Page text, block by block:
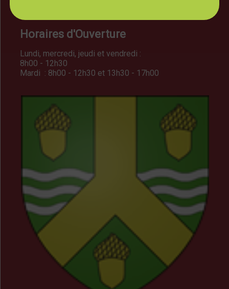
Horaires d'Ouverture
Lundi, mercredi, jeudi et vendredi :
8h00 - 12h30
Mardi : 8h00 - 12h30 et 13h30 - 17h00